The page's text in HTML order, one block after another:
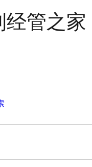
管之家